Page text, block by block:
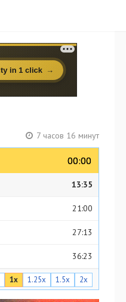
7 часов 16 минут
00:00
00:00
13:35
21:00
27:13
36:23
15:53
1x 1.25x 1.5x 2x